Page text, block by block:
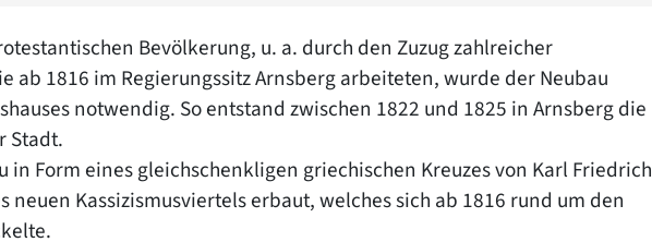
Bevölkerung, u. a. durch den Zuzug zahlreicher
ab 1816 im Regierungssitz Arnsberg arbeiteten, wurde der Neubau
notwendig. So entstand zwischen 1822 und 1825 in Arnsberg die
Stadt.
in Form eines gleichschenkligen griechischen Kreuzes von Karl Friedrich
Kassizismusviertels erbaut, welches sich ab 1816 rund um den